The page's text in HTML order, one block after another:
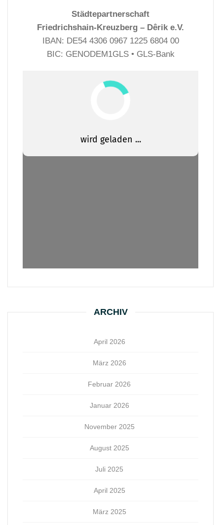
Städtepartnerschaft
Friedrichshain-Kreuzberg – Dêrik e.V.
IBAN: DE54 4306 0967 1225 6804 00
BIC: GENODEM1GLS • GLS-Bank
ARCHIV
April 2026
März 2026
Februar 2026
Januar 2026
November 2025
August 2025
Juli 2025
April 2025
März 2025